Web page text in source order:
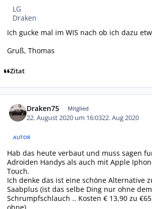
LG
Draken
Ich gucke mal im WIS nach ob ich dazu
Gruß, Thomas
Zitat
Draken75 Mitglied
22. August 2020 um 16:0322. Aug 2020
AUTOR
Hab das heute verbaut und muss sagen
Adroiden Handys als auch mit Apple
Touch.
Ich denke das ist eine schöne Alternative
Saabplus (ist das selbe Ding nur ohne
Schrumpfschlauch .. Kosten € 13,90 zu
ohne)